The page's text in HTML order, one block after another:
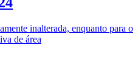
inalterada, enquanto para o
de área